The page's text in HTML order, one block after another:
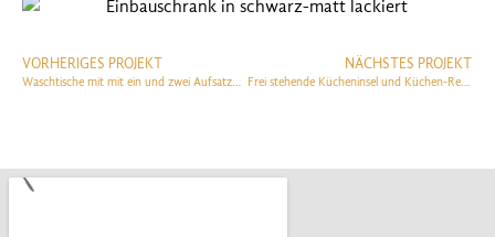
VORHERIGES PROJEKT
Waschtische mit mit ein und zwei Aufsatzwaschbecken
NÄCHSTES PROJEKT
Frei stehende Kücheninsel und Küchen-Regalwand